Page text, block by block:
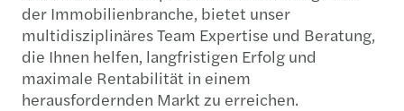
der Immobilienbranche, bietet unser
multidisziplinäres Team Expertise und Beratung,
die Ihnen helfen, langfristigen Erfolg und
maximale Rentabilität in einem
herausfordernden Markt zu erreichen.